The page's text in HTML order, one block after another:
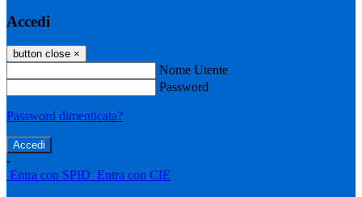
Accedi
button close ×
Nome Utente
Password
Password dimenticata?
-
Entra con SPID Entra con CIE